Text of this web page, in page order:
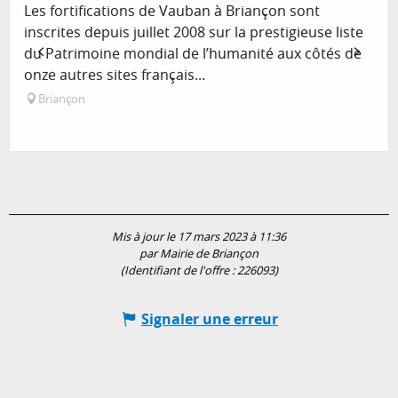
Les fortifications de Vauban à Briançon sont
inscrites depuis juillet 2008 sur la prestigieuse liste
du Patrimoine mondial de l’humanité aux côtés de
onze autres sites français...
Briançon
Mis à jour le 17 mars 2023 à 11:36
par Mairie de Briançon
(Identifiant de l'offre :226093)
Signaler une erreur